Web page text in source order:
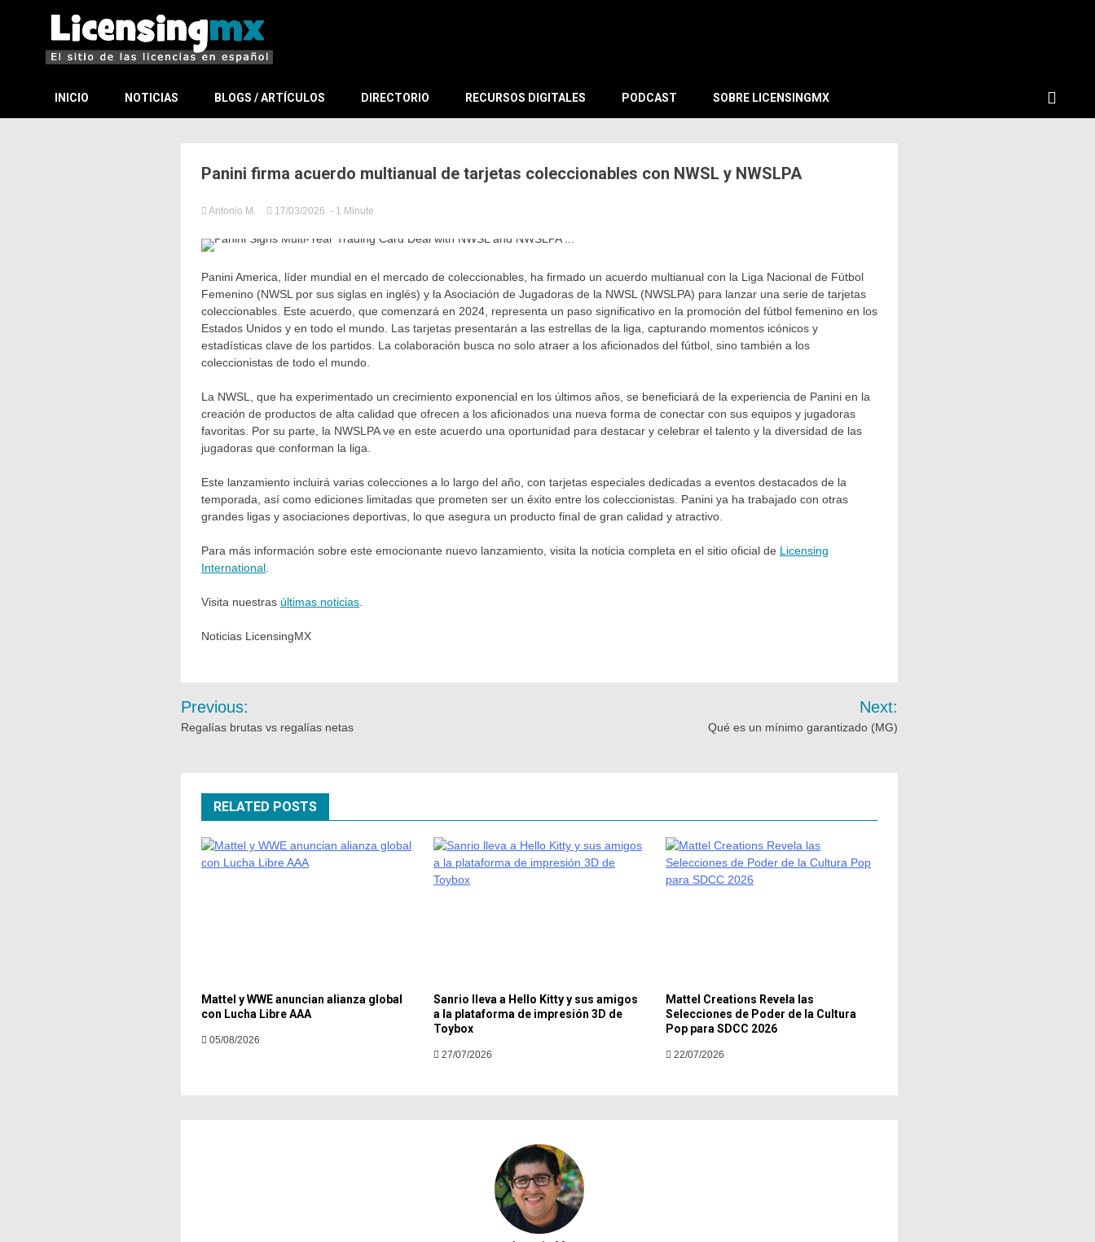
LicensingMX
INICIO
NOTICIAS BLOGS / ARTÍCULOS DIRECTORIO RECURSOS DIGITALES PODCAST SOBRE LICENSINGMX
Panini firma acuerdo multianual de tarjetas coleccionables con NWSL y NWSLPA
Antonio M.
17/03/2026
Noticias
- 1 Minute
Panini America, líder mundial en el mercado de coleccionables, ha firmado un acuerdo multianual con la Liga Nacional de Fútbol
Femenino (NWSL por sus siglas en inglés) y la Asociación de Jugadoras de la NWSL (NWSLPA) para lanzar una serie de tarjetas
coleccionables. Este acuerdo, que comenzará en 2024, representa un paso significativo en la promoción del fútbol femenino en los
Estados Unidos y en todo el mundo. Las tarjetas presentarán a las estrellas de la liga, capturando momentos icónicos y
estadísticas clave de los partidos. La colaboración busca no solo atraer a los aficionados del fútbol, sino también a los
coleccionistas de todo el mundo.
La NWSL, que ha experimentado un crecimiento exponencial en los últimos años, se beneficiará de la experiencia de Panini en la
creación de productos de alta calidad que ofrecen a los aficionados una nueva forma de conectar con sus equipos y jugadoras
favoritas. Por su parte, la NWSLPA ve en este acuerdo una oportunidad para destacar y celebrar el talento y la diversidad de las
jugadoras que conforman la liga.
Este lanzamiento incluirá varias colecciones a lo largo del año, con tarjetas especiales dedicadas a eventos destacados de la
temporada, así como ediciones limitadas que prometen ser un éxito entre los coleccionistas. Panini ya ha trabajado con otras
grandes ligas y asociaciones deportivas, lo que asegura un producto final de gran calidad y atractivo.
Para más información sobre este emocionante nuevo lanzamiento, visita la noticia completa en el sitio oficial de Licensing
International
Visita nuestras últimas noticias
Noticias LicensingMX
Previous:
Regalías brutas vs regalías netas
Next:
Qué es un mínimo garantizado (MG)
RELATED POSTS
Mattel y WWE anuncian alianza global
con Lucha Libre AAA
05/08/2026
Sanrio lleva a Hello Kitty y sus amigos
a la plataforma de impresión 3D de
Toybox
27/07/2026
Mattel Creations Revela las
Selecciones de Poder de la Cultura
Pop para SDCC 2026
22/07/2026